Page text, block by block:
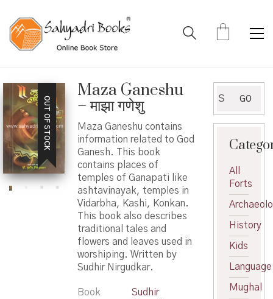
OUT OF STOCK
Maza Ganeshu
– माझा गणेशु
Maza Ganeshu contains
information related to God
Ganesh. This book
contains places of
temples of Ganapati like
ashtavinayak, temples in
Vidarbha, Kashi, Konkan.
This book also describes
traditional tales and
flowers and leaves used in
worshiping. Written by
Sudhir Nirgudkar.
Book
Sudhir
for:
GO
All
Forts
History
Kids
Language
Mughal